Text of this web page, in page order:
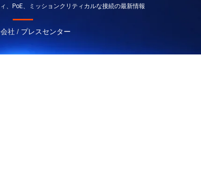
、PoE、ミッションクリティカルな接続の最新情報
会社 / プレスセンター